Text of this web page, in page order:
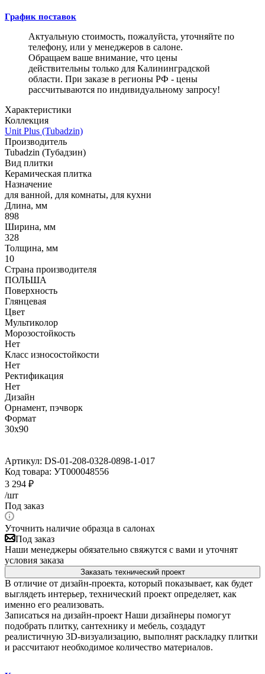
График поставок
Актуальную стоимость, пожалуйста, уточняйте по
телефону, или у менеджеров в салоне.
Обращаем ваше внимание, что цены
действительны только для Калининградской
области. При заказе в регионы РФ - цены
рассчитываются по индивидуальному запросу!
Характеристики
Коллекция
Unit Plus (Tubadzin)
Производитель
Tubadzin (Тубадзин)
Вид плитки
Керамическая плитка
Назначение
для ванной, для комнаты, для кухни
Длина, мм
898
Ширина, мм
328
Толщина, мм
10
Страна производителя
ПОЛЬША
Поверхность
Глянцевая
Цвет
Мультиколор
Морозостойкость
Нет
Класс износостойкости
Нет
Ректификация
Нет
Дизайн
Орнамент, пэчворк
Формат
30x90
Артикул: DS-01-208-0328-0898-1-017
Код товара: УТ000048556
3 294 ₽
/шт
Под заказ
Уточнить наличие образца в салонах
Под заказ
Наши менеджеры обязательно свяжутся с вами и уточнят
условия заказа
Заказать технический проект
В отличие от дизайн-проекта, который показывает, как будет
выглядеть интерьер, технический проект определяет, как
именно его реализовать.
Записаться на дизайн-проект Наши дизайнеры помогут
подобрать плитку, сантехнику и мебель, создадут
реалистичную 3D-визуализацию, выполнят раскладку плитки
и рассчитают необходимое количество материалов.